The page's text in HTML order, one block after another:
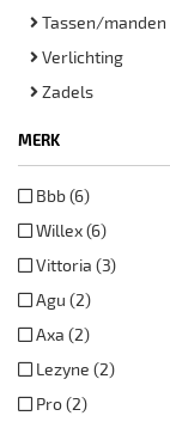
Tassen/manden
Verlichting
Zadels
MERK
Bbb (6)
Willex (6)
Vittoria (3)
Agu (2)
Axa (2)
Lezyne (2)
Pro (2)